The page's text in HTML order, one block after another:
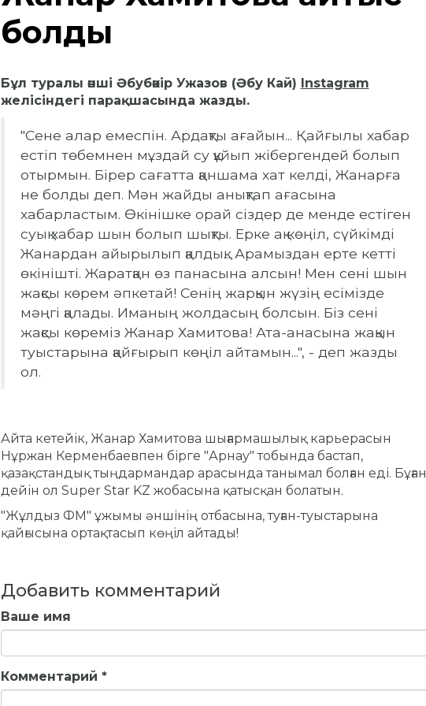
болды
Бұл туралы әнші Әбубәкір Ужазов (Әбу Кай) Instagram
желісіндегі парақшасында жазды.
"Сене алар емеспін. Ардақты ағайын... Қайғылы хабар
естіп төбемнен мұздай су құйып жібергендей болып
отырмын. Бірер сағатта қаншама хат келді, Жанарға
не болды деп. Мән жайды анықтап ағасына
хабарластым. Өкінішке орай сіздер де менде естіген
суық хабар шын болып шықты. Ерке ақ көңіл, сүйкімді
Жанардан айырылып қалдық... Арамыздан ерте кетті
өкінішті. Жаратқан өз панасына алсын! Мен сені шын
жақсы көрем әпкетай! Сенің жарқын жүзің есімізде
мәңгі қалады. Иманың жолдасың болсын. Біз сені
жақсы көреміз Жанар Хамитова! Ата-анасына жақын
туыстарына қайғырып көңіл айтамын...", - деп жазды
ол.
Айта кетейік, Жанар Хамитова шығармашылық карьерасын
Нұржан Керменбаевпен бірге "Арнау" тобында бастап,
қазақстандық тыңдармандар арасында танымал болған еді. Бұған
дейін ол Super Star KZ жобасына қатысқан болатын.
"Жұлдыз ФМ" ұжымы әншінің отбасына, туған-туыстарына
қайғысына ортақтасып көңіл айтады!
Добавить комментарий
Ваше имя
Комментарий *